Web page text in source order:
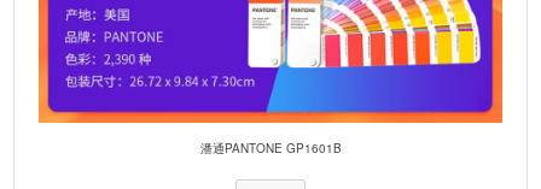
潘通PANTONE GP1601B